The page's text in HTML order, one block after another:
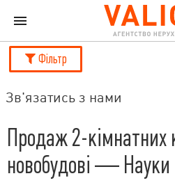
Фільтр
Зв'язатись з нами
Продаж 2-кімнатних
новобудові — Науки